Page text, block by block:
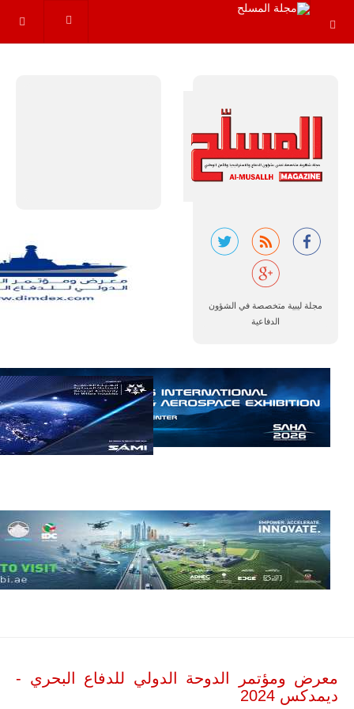
مجلة ليبية متخصصة في الشؤون
الدفاعية
أفريقيا
تتصدر العالم
في الطلب
المتوقع على
للصناعات الجوية
أن تصبح القارة
الأفريقية أكبر
سوق عالمي
لطائرة الهجوم
الخفيف
عاماً المقبلة، مع
توقعات بتوريد
نحو 150…
للمزيد
معرض ومؤتمر الدوحة الدولي للدفاع البحري -
ديمدكس 2024